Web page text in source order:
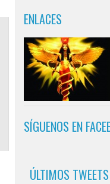
ENLACES
SÍGUENOS EN
ÚLTIMOS TWEETS